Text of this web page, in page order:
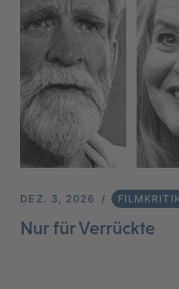
DEZ. 3, 2026
Nur für Verrückte